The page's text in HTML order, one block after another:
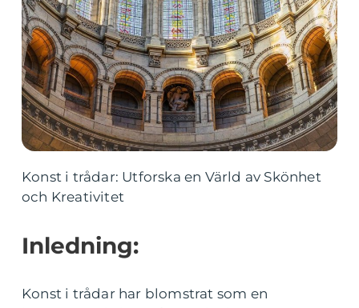
Konst i trådar: Utforska en Värld av Skönhet
och Kreativitet
Inledning:
Konst i trådar har blomstrat som en